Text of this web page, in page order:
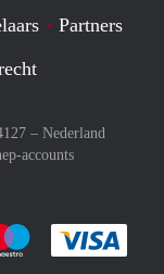
Partners
– Nederland
accounts
af met Paypal
gemakkelijk af met
Je rekent